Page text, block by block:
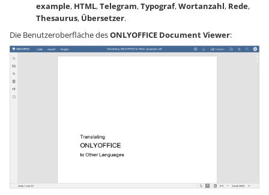
example, HTML,Telegram,Typograf,Wortanzahl, Rede,
Thesaurus, Übersetzer.
Die Benutzeroberfläche desONLYOFFICE Document Viewer: